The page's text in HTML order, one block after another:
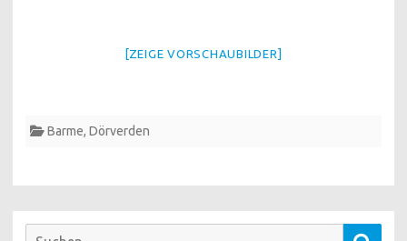
[ZEIGE VORSCHAUBILDER]
Barme, Dörverden
Suchen